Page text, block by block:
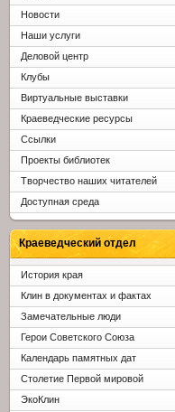
Новости
Наши услуги
Деловой центр
Клубы
Виртуальные выставки
Краеведческие ресурсы
Ссылки
Проекты библиотек
Творчество наших читателей
Доступная среда
Краеведческий отдел
История края
Клин в документах и фактах
Замечательные люди
Герои Советского Союза
Календарь памятных дат
Столетие Первой мировой
ЭкоКлин